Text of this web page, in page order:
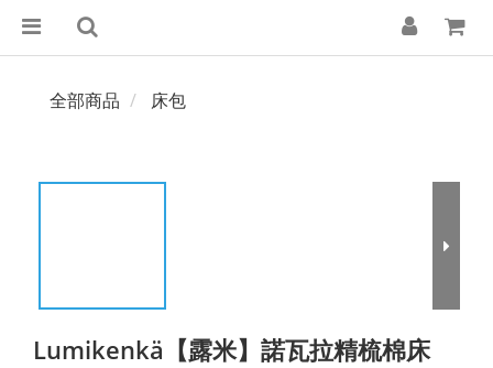
全部商品 床包
Lumikenkä【露米】諾瓦拉精梳棉床